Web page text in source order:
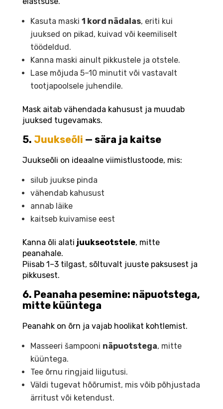
Kasuta maski 1 kord nädalas, eriti kui
juuksed on pikad, kuivad või keemiliselt
töödeldud.
Kanna maski ainult pikkustele ja otstele.
Lase mõjuda 5–10 minutit või vastavalt
tootjapoolsele juhendile.
Mask aitab vähendada kahusust ja muudab
juuksed tugevamaks.
5. Juukseõli — sära ja kaitse
Juukseõli on ideaalne viimistlustoode, mis:
silub juukse pinda
vähendab kahusust
annab läike
kaitseb kuivamise eest
Kanna õli alati juukseotstele, mitte
peanahale.
Piisab 1–3 tilgast, sõltuvalt juuste paksusest ja
pikkusest.
6. Peanaha pesemine: näpuotstega,
mitte küüntega
Peanahk on õrn ja vajab hoolikat kohtlemist.
Masseeri šampooni näpuotstega, mitte
küüntega.
Tee õrnu ringjaid liigutusi.
Väldi tugevat hõõrumist, mis võib põhjustada
ärritust või ketendust.